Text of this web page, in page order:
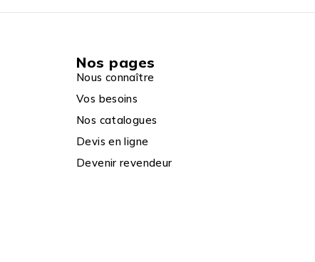
Nos pages
Nous connaître
Vos besoins
Nos catalogues
Devis en ligne
Devenir revendeur